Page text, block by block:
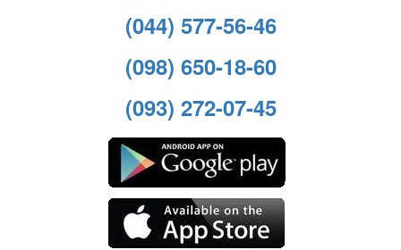
(044) 577-56-46
(098) 650-18-60
(093) 272-07-45